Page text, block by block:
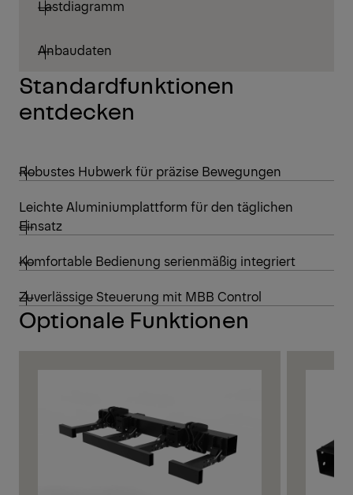
Lastdiagramm
Anbaudaten
Standardfunktionen
entdecken
Robustes Hubwerk für präzise Bewegungen
Leichte Aluminiumplattform für den täglichen
Einsatz
Komfortable Bedienung serienmäßig integriert
Zuverlässige Steuerung mit MBB Control
Optionale Funktionen